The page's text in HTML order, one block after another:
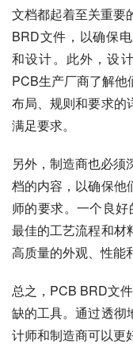
文档都起着至关重要
BRD文件，以确保
和设计。此外，设
PCB生产厂商了解
布局、规则和要求的
满足要求。
另外，制造商也必
档的内容，以确保他
师的要求。一个良
最佳的工艺流程和材
高质量的外观、性能
总之，PCB BRD文
缺的工具。通过透彻
计师和制造商可以更